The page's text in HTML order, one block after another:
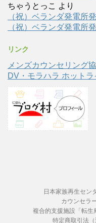
ちゃうとっこ より
（祝）ベランダ発電所
（祝）ベランダ発電所
リンク
メンズカウンセリング
DV・モラハラ ホットラ
日本家族再生セン
カウンセラ
複合的支援施設「転生
特定商取引法